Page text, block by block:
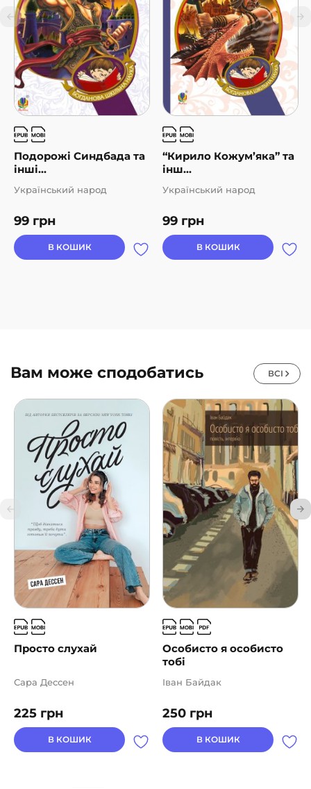
Подорожі Синдбада та
інші...
99 грн
Український народ
В КОШИК
“Кирило Кожум’яка” та
інш...
99 грн
Український народ
В КОШИК
Вам може сподобатись ВСІ
Просто слухай
225 грн
Сара Дессен
В КОШИК
Особисто я особисто
тобі
250 грн
Іван Байдак
В КОШИК